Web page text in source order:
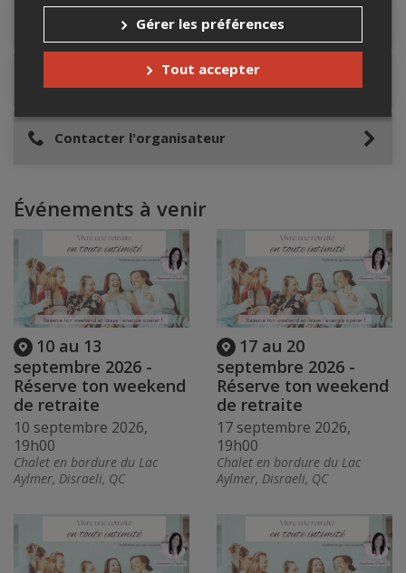
Détails de l'événement
Lieu de l'événement
Contacter l'organisateur
Événements à venir
10 au 13
septembre 2026 -
Réserve ton weekend
de retraite
10 septembre 2026,
19h00
Chalet en bordure du Lac
Aylmer, Disraeli, QC
17 au 20
septembre 2026 -
Réserve ton weekend
de retraite
17 septembre 2026,
19h00
Chalet en bordure du Lac
Aylmer, Disraeli, QC
Gérer les préférences
Tout accepter